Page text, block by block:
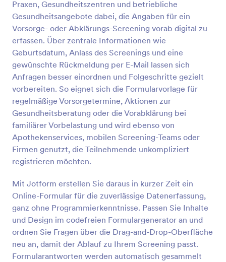
Praxen, Gesundheitszentren und betriebliche
Gesundheitsangebote dabei, die Angaben für ein
Vorsorge- oder Abklärungs-Screening vorab digital zu
erfassen. Über zentrale Informationen wie
Geburtsdatum, Anlass des Screenings und eine
gewünschte Rückmeldung per E-Mail lassen sich
Anfragen besser einordnen und Folgeschritte gezielt
vorbereiten. So eignet sich die Formularvorlage für
regelmäßige Vorsorgetermine, Aktionen zur
Gesundheitsberatung oder die Vorabklärung bei
familiärer Vorbelastung und wird ebenso von
Apothekenservices, mobilen Screening-Teams oder
Firmen genutzt, die Teilnehmende unkompliziert
registrieren möchten.
Mit Jotform erstellen Sie daraus in kurzer Zeit ein
Online-Formular für die zuverlässige Datenerfassung,
ganz ohne Programmierkenntnisse. Passen Sie Inhalte
und Design im codefreien Formulargenerator an und
ordnen Sie Fragen über die Drag-and-Drop-Oberfläche
neu an, damit der Ablauf zu Ihrem Screening passt.
Formularantworten werden automatisch gesammelt
Vorschau
Reiki Anamneseformular
Erfassen Sie mit dem Reiki-Anamneseformular von